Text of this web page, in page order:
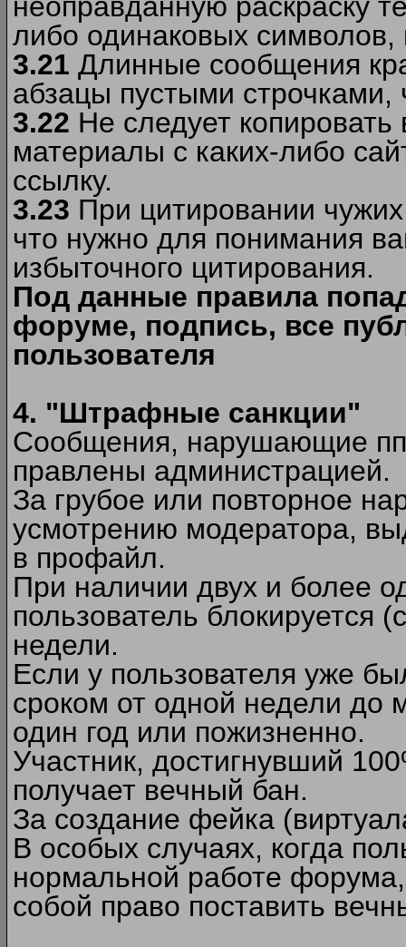
либо одинаковых
3.21 Длинные сообщения
абзацы пустыми
3.22 Не следует
материалы c каких-либо
ссылку.
3.23 При цитировании
что нужно для понимания
избыточного цитирования.
Под данные правила
форуме, подпись, все
пользователя
4. "Штрафные санкции"
Сообщения, нарушающие
правлены администрацией.
За грубое или повторное
усмотрению модератора,
в профайл.
При наличии двух и более
пользователь блокируется
недели.
Если у пользователя уже
сроком от одной недели до
один год или пожизненно.
Участник, достигнувший
получает вечный бан.
За создание фейка
В особых случаях, когда
нормальной работе
собой право поставить